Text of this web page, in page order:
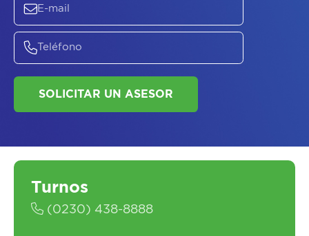
ASESORATE SOBREELPLAN DE
Turnos
(0230) 438-8888